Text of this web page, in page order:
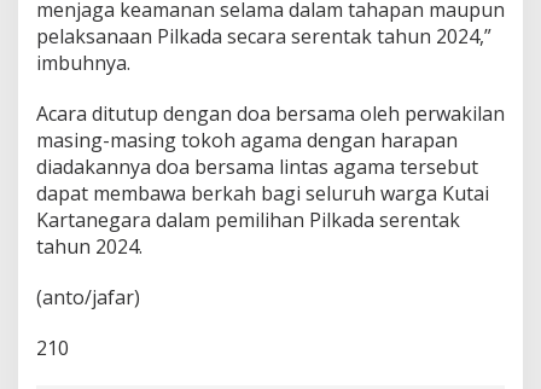
menjaga keamanan selama dalam tahapan maupun
pelaksanaan Pilkada secara serentak tahun 2024,”
imbuhnya.
Acara ditutup dengan doa bersama oleh perwakilan
masing-masing tokoh agama dengan harapan
diadakannya doa bersama lintas agama tersebut
dapat membawa berkah bagi seluruh warga Kutai
Kartanegara dalam pemilihan Pilkada serentak
tahun 2024.
(anto/jafar)
210